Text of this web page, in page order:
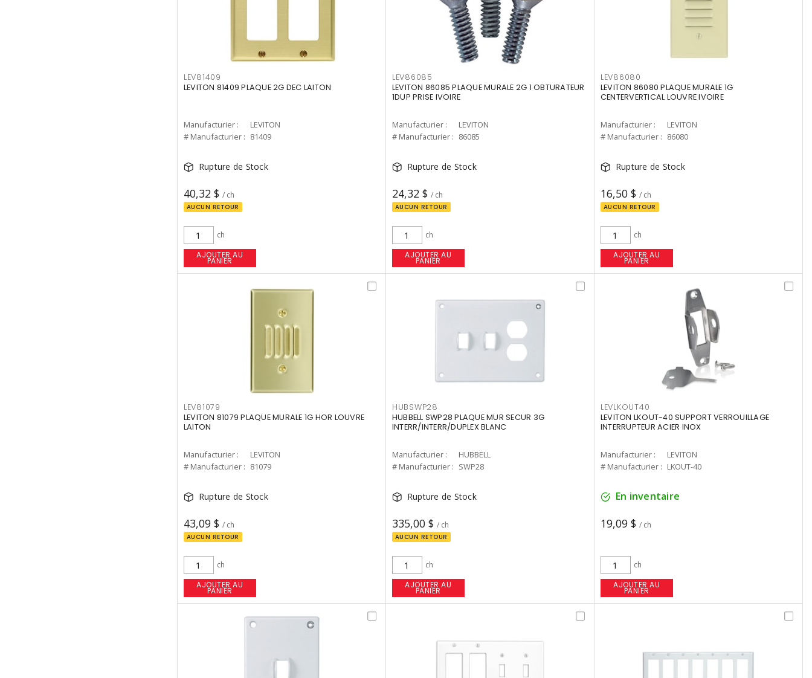
LEV81409
LEVITON 81409 PLAQUE 2G DEC LAITON
Manufacturier :
LEVITON
# Manufacturier : 81409
Rupture de Stock
40,32 $ / ch
AUCUN RETOUR
ch
AJOUTER AU
PANIER
LEV86085
LEVITON 86085 PLAQUE MURALE 2G 1 OBTURATEUR
1DUP PRISE IVOIRE
Manufacturier :
LEVITON
# Manufacturier : 86085
Rupture de Stock
24,32 $ / ch
AUCUN RETOUR
ch
AJOUTER AU
PANIER
LEV86080
LEVITON 86080 PLAQUE MURALE 1G
CENTERVERTICAL LOUVRE IVOIRE
Manufacturier :
LEVITON
# Manufacturier : 86080
Rupture de Stock
16,50 $ / ch
AUCUN RETOUR
ch
AJOUTER AU
PANIER
LEV81079
LEVITON 81079 PLAQUE MURALE 1G HOR LOUVRE
LAITON
Manufacturier :
LEVITON
# Manufacturier : 81079
Rupture de Stock
43,09 $ / ch
AUCUN RETOUR
ch
AJOUTER AU
PANIER
HUBSWP28
HUBBELL SWP28 PLAQUE MUR SECUR 3G
INTERR/INTERR/DUPLEX BLANC
Manufacturier :
HUBBELL
# Manufacturier : SWP28
Rupture de Stock
335,00 $ / ch
AUCUN RETOUR
ch
AJOUTER AU
PANIER
LEVLKOUT40
LEVITON LKOUT-40 SUPPORT VERROUILLAGE
INTERRUPTEUR ACIER INOX
Manufacturier :
LEVITON
# Manufacturier : LKOUT-40
En inventaire
19,09 $ / ch
ch
AJOUTER AU
PANIER